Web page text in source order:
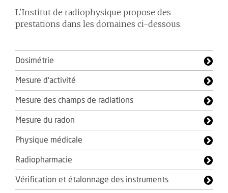
L'Institut de radiophysique propose des
prestations dans les domaines ci-dessous.
Dosimétrie
Mesure d'activité
Mesure des champs de radiations
Mesure du radon
Physique médicale
Radiopharmacie
Vérification et étalonnage des instruments